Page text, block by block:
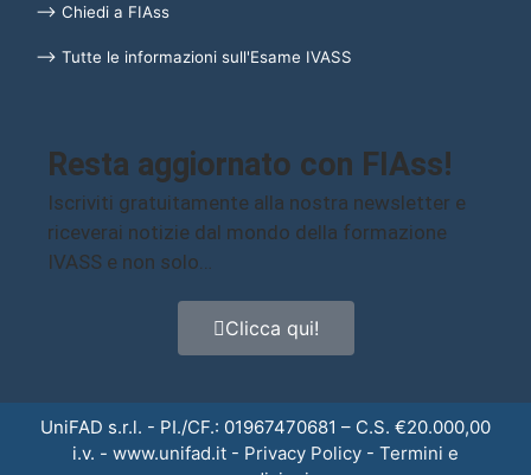
⟶ Chiedi a FIAss
⟶ Tutte le informazioni sull'Esame IVASS
Resta aggiornato con FIAss!
Iscriviti gratuitamente alla nostra newsletter e
riceverai notizie dal mondo della formazione
IVASS e non solo…
Clicca qui!
UniFAD s.r.l. - PI./CF.: 01967470681 – C.S. €20.000,00
i.v. - www.unifad.it - Privacy Policy - Termini e